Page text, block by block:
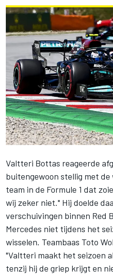
Valtteri Bottas reageerde
buitengewoon stellig met de
team in de Formule 1 dat
wij zeker niet." Hij doelde
verschuivingen binnen Red
Mercedes niet tijdens het
wisselen. Teambaas Toto
"Valtteri maakt het seizoen
tenzij hij de griep krijgt en